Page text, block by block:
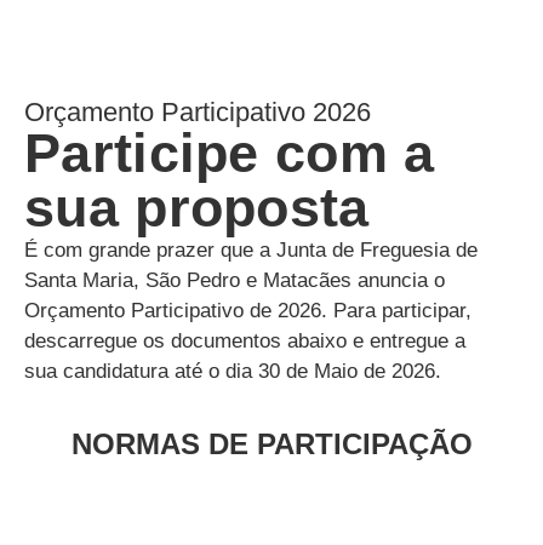
Orçamento Participativo 2026
Participe com a
sua proposta
É com grande prazer que a Junta de Freguesia de
Santa Maria, São Pedro e Matacães anuncia o
Orçamento Participativo de 2026. Para participar,
descarregue os documentos abaixo e entregue a
sua candidatura até o dia 30 de Maio de 2026.
NORMAS DE PARTICIPAÇÃO